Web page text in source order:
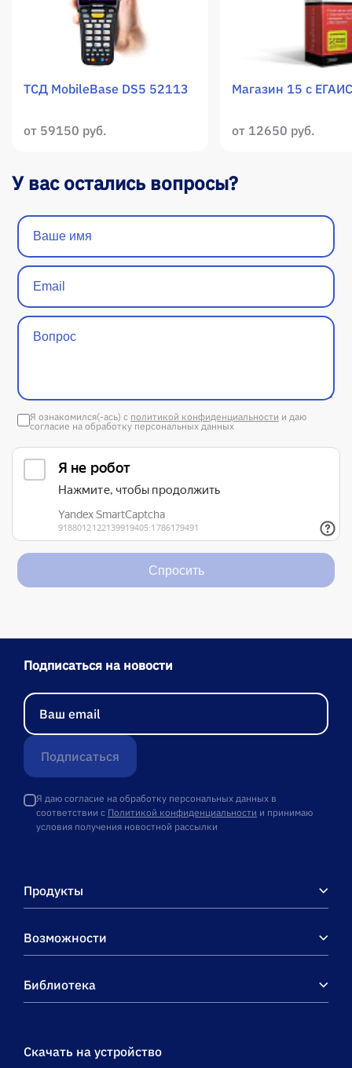
ТСД MobileBase DS5 52113
от 59150 руб.
Магазин 15 с ЕГАИС
от 12650 руб.
У вас остались вопросы?
Я ознакомился(-ась) с политикой конфиденциальности и даю
согласие на обработку персональных данных
Спросить
Подписаться на новости
Подписаться
Я даю согласие на обработку персональных данных в
соответствии с Политикой конфиденциальности и принимаю
условия получения новостной рассылки
Скачать на устройство
Продукты
Возможности
Библиотека